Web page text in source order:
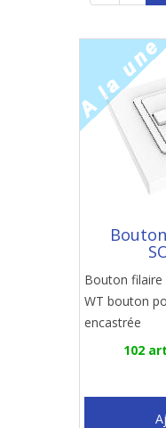
Bouton filaire
WT bouton
encastrée
102